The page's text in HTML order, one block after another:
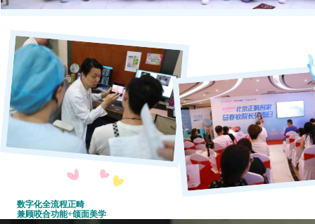
数字化全流程正畸
兼顾咬合功能+颌面美学